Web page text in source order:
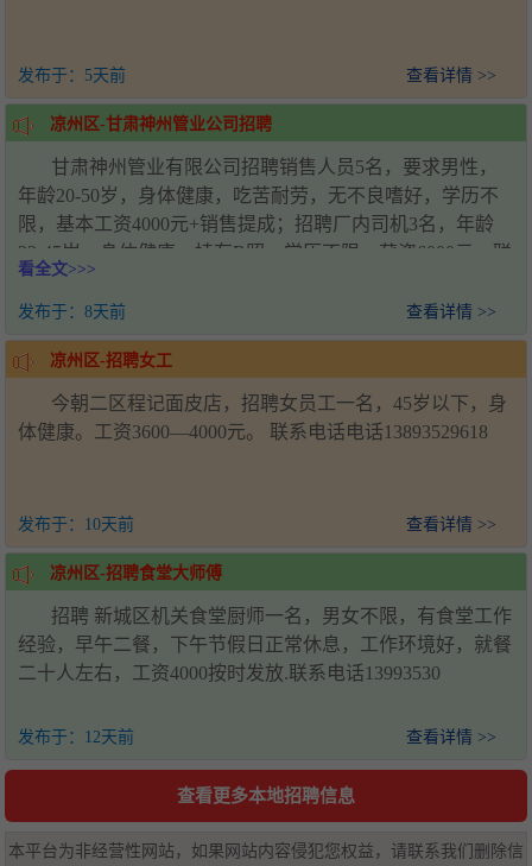
发布于： 5天前 查看详情 >>
凉州区-甘肃神州管业公司招聘
甘肃神州管业有限公司招聘销售人员5名，要求男性，
年龄20-50岁，身体健康，吃苦耐劳，无不良嗜好，学历不
限，基本工资4000元+销售提成；招聘厂内司机3名，年龄
22-45岁，身体健康，持有B照，学历不限，薪资6000元。联
系人：王经理，电话：18993571920，工作地址：甘肃省武
威市凉州区新能源产业园
看全文>>>
发布于： 8天前 查看详情 >>
凉州区-招聘女工
今朝二区程记面皮店，招聘女员工一名，45岁以下，身
体健康。工资3600—4000元。 联系电话电话13893529618
发布于： 10天前 查看详情 >>
凉州区-招聘食堂大师傅
招聘 新城区机关食堂厨师一名，男女不限，有食堂工作
经验，早午二餐，下午节假日正常休息，工作环境好，就餐
二十人左右，工资4000按时发放.联系电话13993530
发布于： 12天前 查看详情 >>
查看更多本地招聘信息
本平台为非经营性网站，如果网站内容侵犯您权益，请联系我们删除信